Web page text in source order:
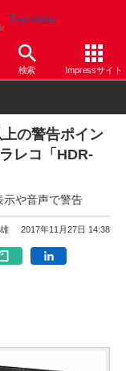
Translate
検索 Impressサイト
の警告ポイン
レコ「HDR-
示や音声で警告
2017年11月27日 14:38